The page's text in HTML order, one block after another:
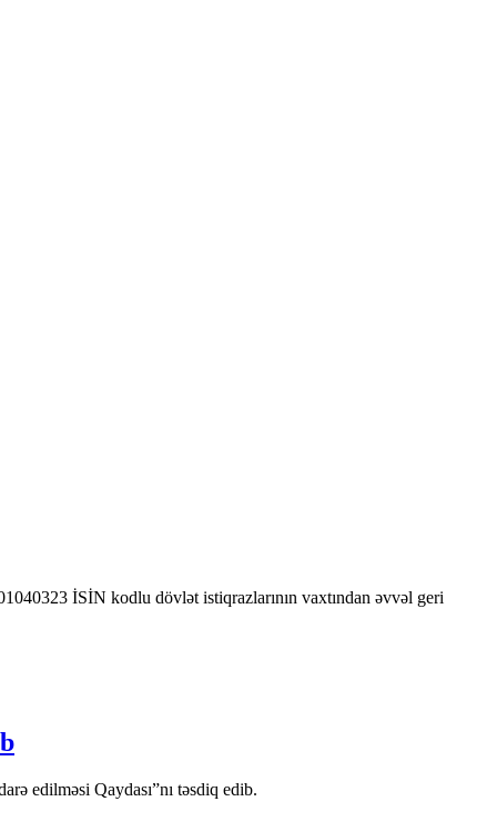
İSİN kodlu dövlət istiqrazlarının vaxtından əvvəl geri
edilməsi Qaydası”nı təsdiq edib.